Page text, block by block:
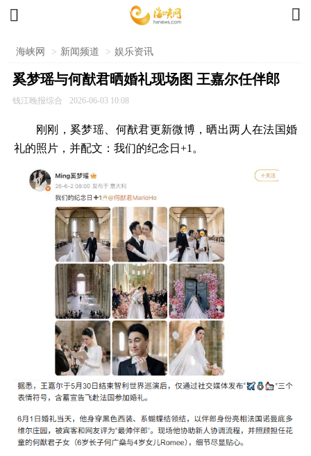
 
海峡网 > 新闻频道 > 娱乐资讯
奚梦瑶与何猷君晒婚礼现场图 王嘉尔任伴郎
钱江晚报综合 2026-06-03 10:08
刚刚，奚梦瑶、何猷君更新微博，晒出两人在法国婚
礼的照片，并配文：我们的纪念日+1。